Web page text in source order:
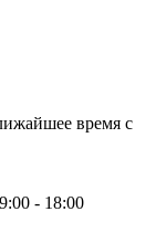
время с
- 18:00